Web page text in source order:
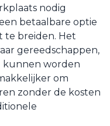
nodig
betaalbare optie
te breiden. Het
gereedschappen,
kunnen worden
om
zonder de kosten